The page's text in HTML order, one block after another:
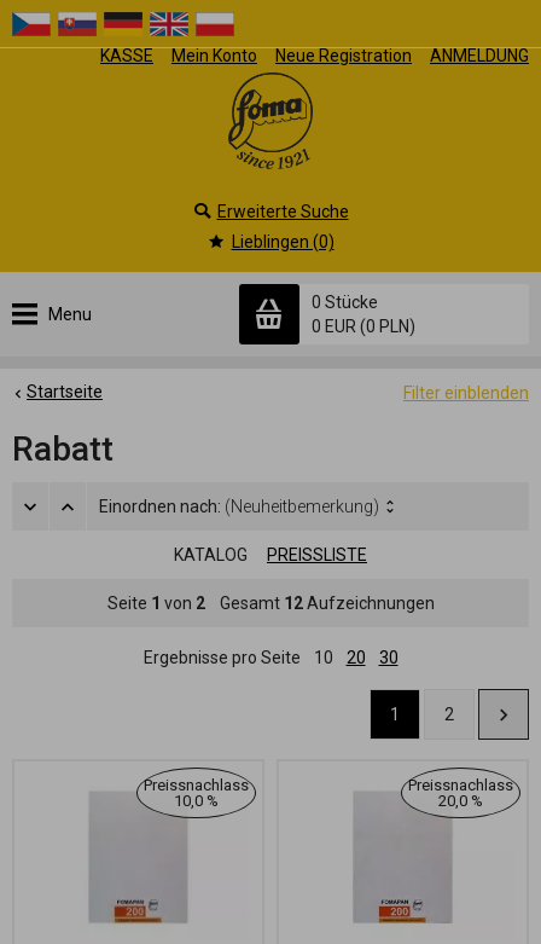
KASSE Mein Konto Neue Registration ANMELDUNG
Menu
0 Stücke
0 EUR (0 PLN)
Erweiterte Suche
Lieblingen (0)
Filter einblenden
Startseite
Rabatt
Einordnen nach: (Neuheitbemerkung)
KATALOG PREISSLISTE
Seite 1 von 2Gesamt 12Aufzeichnungen
Ergebnisse pro Seite 10 20 30
1 2
Preissnachlass
10,0 %
Preissnachlass
20,0 %